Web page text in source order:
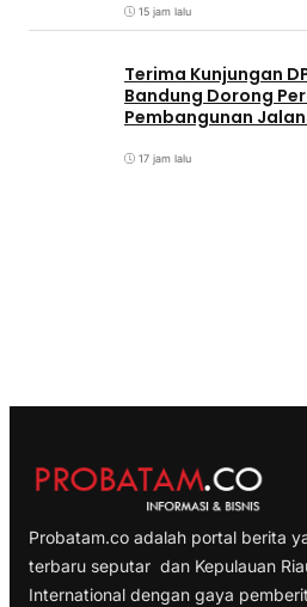
15 jam lalu
Terima Kunjungan
Bandung Dorong
Pembangunan
17 jam lalu
Probatam.co adalah portal berita
terbaru seputar dan Kepulauan
International dengan gaya